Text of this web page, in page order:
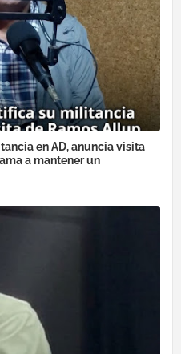
en AD, anuncia visita
a mantener un